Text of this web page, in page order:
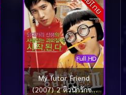
Full HD
My Tutor Friend
(2007) 2 ติวนักรักซะ